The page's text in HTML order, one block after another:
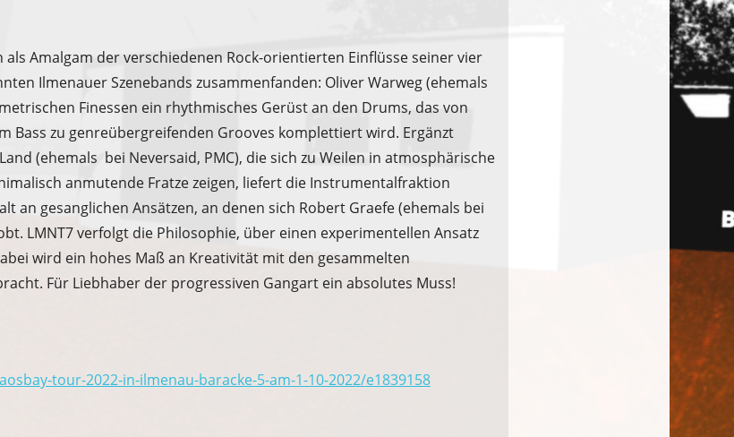
als Amalgam der verschiedenen Rock-orientierten Einflüsse seiner vier
Ilmenauer Szenebands zusammenfanden: Oliver Warweg (ehemals
Finessen ein rhythmisches Gerüst an den Drums, das von
Bass zu genreübergreifenden Grooves komplettiert wird. Ergänzt
(ehemals bei Neversaid, PMC), die sich zu Weilen in atmosphärische
anmutende Fratze zeigen, liefert die Instrumentalfraktion
an gesanglichen Ansätzen, an denen sich Robert Graefe (ehemals bei
LMNT7 verfolgt die Philosophie, über einen experimentellen Ansatz
wird ein hohes Maß an Kreativität mit den gesammelten
Für Liebhaber der progressiven Gangart ein absolutes Muss!
tour-2022-in-ilmenau-baracke-5-am-1-10-2022/e1839158